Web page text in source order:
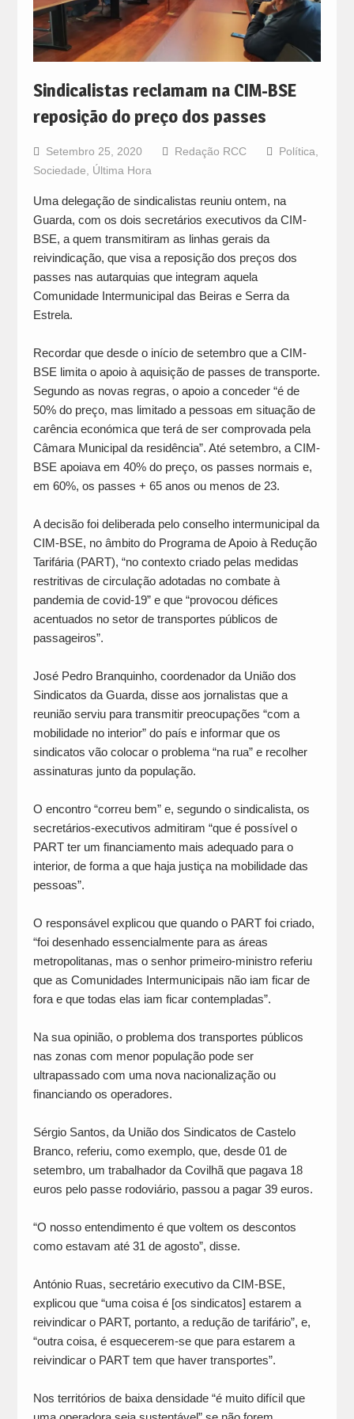
Sindicalistas reclamam na CIM-BSE
reposição do preço dos passes
Setembro 25, 2020 Redação RCC Política
Sociedade
Última Hora
Uma delegação de sindicalistas reuniu ontem, na
Guarda, com os dois secretários executivos da CIM-
BSE, a quem transmitiram as linhas gerais da
reivindicação, que visa a reposição dos preços dos
passes nas autarquias que integram aquela
Comunidade Intermunicipal das Beiras e Serra da
Estrela.
Recordar que desde o início de setembro que a CIM-
BSE limita o apoio à aquisição de passes de transporte.
Segundo as novas regras, o apoio a conceder “é de
50% do preço, mas limitado a pessoas em situação de
carência económica que terá de ser comprovada pela
Câmara Municipal da residência”. Até setembro, a CIM-
BSE apoiava em 40% do preço, os passes normais e,
em 60%, os passes + 65 anos ou menos de 23.
A decisão foi deliberada pelo conselho intermunicipal da
CIM-BSE, no âmbito do Programa de Apoio à Redução
Tarifária (PART), “no contexto criado pelas medidas
restritivas de circulação adotadas no combate à
pandemia de covid-19” e que “provocou défices
acentuados no setor de transportes públicos de
passageiros”.
José Pedro Branquinho, coordenador da União dos
Sindicatos da Guarda, disse aos jornalistas que a
reunião serviu para transmitir preocupações “com a
mobilidade no interior” do país e informar que os
sindicatos vão colocar o problema “na rua” e recolher
assinaturas junto da população.
O encontro “correu bem” e, segundo o sindicalista, os
secretários-executivos admitiram “que é possível o
PART ter um financiamento mais adequado para o
interior, de forma a que haja justiça na mobilidade das
pessoas”.
O responsável explicou que quando o PART foi criado,
“foi desenhado essencialmente para as áreas
metropolitanas, mas o senhor primeiro-ministro referiu
que as Comunidades Intermunicipais não iam ficar de
fora e que todas elas iam ficar contempladas”.
Na sua opinião, o problema dos transportes públicos
nas zonas com menor população pode ser
ultrapassado com uma nova nacionalização ou
financiando os operadores.
Sérgio Santos, da União dos Sindicatos de Castelo
Branco, referiu, como exemplo, que, desde 01 de
setembro, um trabalhador da Covilhã que pagava 18
euros pelo passe rodoviário, passou a pagar 39 euros.
“O nosso entendimento é que voltem os descontos
como estavam até 31 de agosto”, disse.
António Ruas, secretário executivo da CIM-BSE,
explicou que “uma coisa é [os sindicatos] estarem a
reivindicar o PART, portanto, a redução de tarifário”, e,
“outra coisa, é esquecerem-se que para estarem a
reivindicar o PART tem que haver transportes”.
Nos territórios de baixa densidade “é muito difícil que